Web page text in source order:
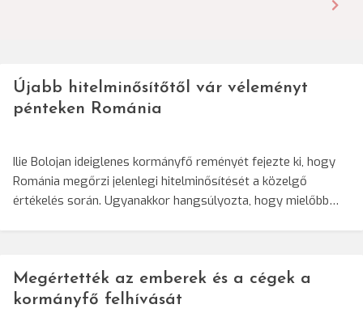
Újabb hitelminősítőtől vár véleményt
pénteken Románia
Ilie Bolojan ideiglenes kormányfő reményét fejezte ki, hogy
Románia megőrzi jelenlegi hitelminősítését a közelgő
értékelés során. Ugyanakkor hangsúlyozta, hogy mielőbb…
Megértették az emberek és a cégek a
kormányfő felhívását